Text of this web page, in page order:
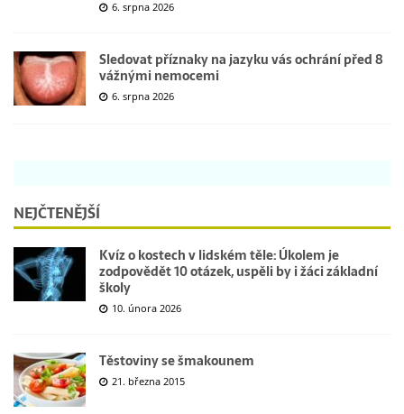
6. srpna 2026
Sledovat příznaky na jazyku vás ochrání před 8
vážnými nemocemi
6. srpna 2026
NEJČTENĚJŠÍ
Kvíz o kostech v lidském těle: Úkolem je
zodpovědět 10 otázek, uspěli by i žáci základní
školy
10. února 2026
Těstoviny se šmakounem
21. března 2015